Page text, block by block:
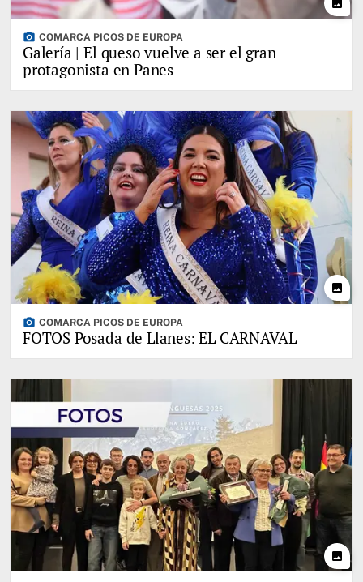
photo
photo_camera COMARCA PICOS DE EUROPA
Galería | El queso vuelve a ser el gran
protagonista en Panes
photo
photo_camera COMARCA PICOS DE EUROPA
FOTOS Posada de Llanes: EL CARNAVAL
photo